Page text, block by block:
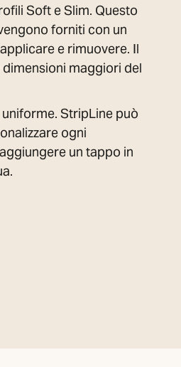
Soft e Slim. Questo
forniti con un
e rimuovere. Il
maggiori del
StripLine può
ogni
un tappo in